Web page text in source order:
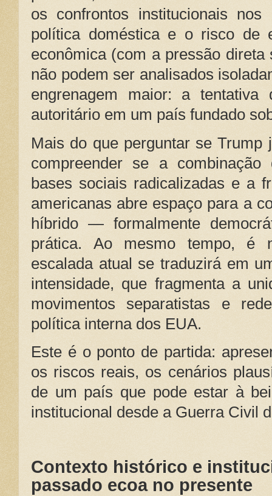
os confrontos institucionais
política doméstica e o risco de
econômica (com a pressão
não podem ser analisados
engrenagem maior: a
autoritário em um país fundado
Mais do que perguntar se
compreender se a
bases sociais radicalizadas e a
americanas abre espaço para a
híbrido — formalmente
prática. Ao mesmo tempo, é
escalada atual se traduzirá em
intensidade, que fragmenta a
movimentos separatistas e
política interna dos EUA.
Este é o ponto de partida:
os riscos reais, os cenários
de um país que pode estar à
institucional desde a Guerra Civil
Contexto histórico e
passado ecoa no presente